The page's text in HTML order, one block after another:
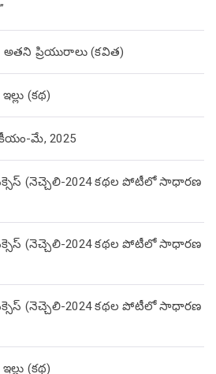
అతని ప్రియురాలు (కవిత)
(కథ)
మే, 2025
(నెచ్చెలి-2024 కథల పోటీలో సాధారణ
(నెచ్చెలి-2024 కథల పోటీలో సాధారణ
(నెచ్చెలి-2024 కథల పోటీలో సాధారణ
(కథ)